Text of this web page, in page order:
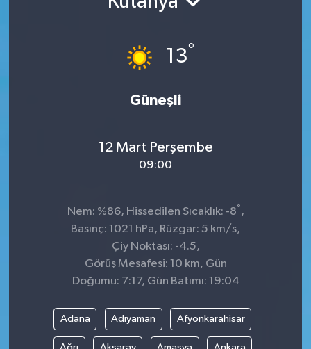
13°
Güneşli
12 Mart Perşembe
09:00
Nem: %86, Hissedilen Sıcaklık: -8° ,
Basınç: 1021 hPa, Rüzgar: 5 km/s,
Çiy Noktası: -4.5,
Görüş Mesafesi: 10 km, Gün
Doğumu: 7:17, Gün Batımı: 19:04
Adana Adıyaman Afyonkarahisar